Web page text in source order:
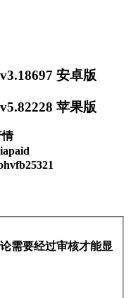
安卓版
苹果版
情
需要经过审核才能显